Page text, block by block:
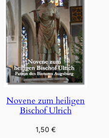
Novene zum heiligen
Bischof Ulrich
1,50 €